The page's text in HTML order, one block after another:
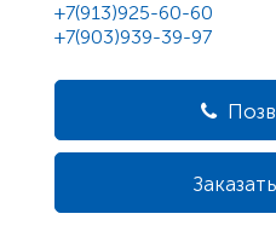
+7(913)925-60-60
+7(903)939-39-97